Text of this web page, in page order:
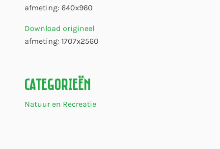
afmeting: 640x960
Download origineel
afmeting: 1707x2560
Categorieën
Natuur en Recreatie